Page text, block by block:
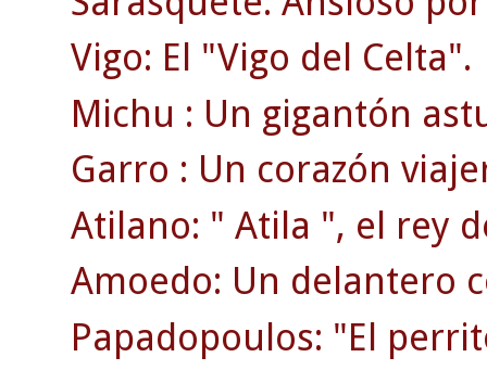
Vigo: El "Vigo del Celta".
Michu : Un gigantón
Garro : Un corazón
Atilano: " Atila ", el rey
Amoedo: Un delantero
Papadopoulos: "El